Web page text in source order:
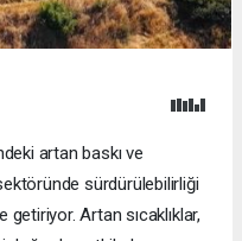
artan baskı ve
sürdürülebilirliği
getiriyor. Artan sıcaklıklar,